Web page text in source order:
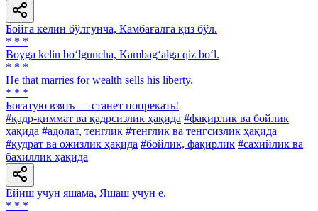
Бойга келин бўлгунча, Камбағалга қиз бўл.
* * *
Boyga kelin bo‘lguncha, Kambag‘alga qiz bo‘l.
* * *
Не that marries for wealth sells his liberty.
* * *
Богатую взять — станет попрекать!
#қадр-қиммат ва қадрсизлик ҳақида #фақирлик ва бойлик
ҳақида #адолат, тенглик #тенглик ва тенгсизлик ҳақида
#қудрат ва ожизлик ҳақида #бойлик, фақирлик #сахийлик ва
бахиллик ҳақида
Ейиш учун яшама, Яшаш учун е.
* * *